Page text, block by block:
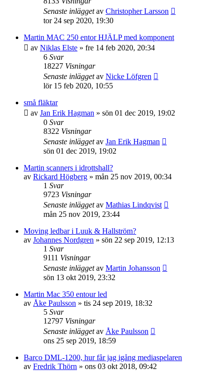
Senaste inläggetav Christopher Larsson
tor 24 sep 2020, 19:30
Martin MAC 250 entor HJÄLP med komponent
av Niklas Elste » fre 14 feb 2020, 20:34
6 Svar
18227 Visningar
Senaste inläggetav Nicke Löfgren
lör 15 feb 2020, 10:55
små fläktar
av Jan Erik Hagman » sön 01 dec 2019, 19:02
0 Svar
8322 Visningar
Senaste inläggetav Jan Erik Hagman
sön 01 dec 2019, 19:02
Martin scanners i idrottshall?
av Rickard Högberg » mån 25 nov 2019, 00:34
1 Svar
9723 Visningar
Senaste inläggetav Mathias Lindqvist
mån 25 nov 2019, 23:44
Moving ledbar i Luuk & Hallström?
av Johannes Nordgren » sön 22 sep 2019, 12:13
1 Svar
9111 Visningar
Senaste inläggetav Martin Johansson
sön 13 okt 2019, 23:32
Martin Mac 350 entour led
av Åke Paulsson » tis 24 sep 2019, 18:32
5 Svar
12797 Visningar
Senaste inläggetav Åke Paulsson
ons 25 sep 2019, 18:59
Barco DML-1200, hur får jag igång mediaspelaren
av Fredrik Thörn » ons 03 okt 2018, 09:42